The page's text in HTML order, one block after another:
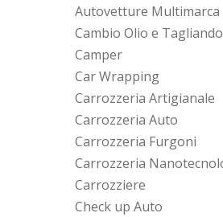
Autovetture Multimarca
Cambio Olio e
Camper
Car Wrapping
Carrozzeria Artigianale
Carrozzeria Auto
Carrozzeria Furgoni
Carrozzeria
Carrozziere
Check up Auto